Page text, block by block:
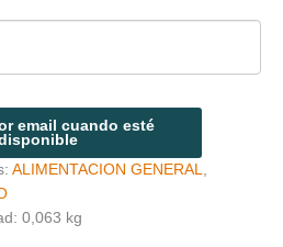
email cuando esté
ALIMENTACION GENERAL,
0,063 kg